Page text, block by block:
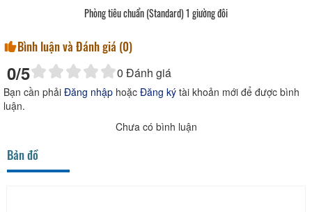
Phòng tiêu chuẩn (Standard) 1 giường đôi
Bình luận và Đánh giá (0)
0/5 0 Đánh giá
Bạn cần phải Đăng nhập hoặc Đăng ký tài khoản mới để được bình
luận.
Chưa có bình luận
Bản đồ